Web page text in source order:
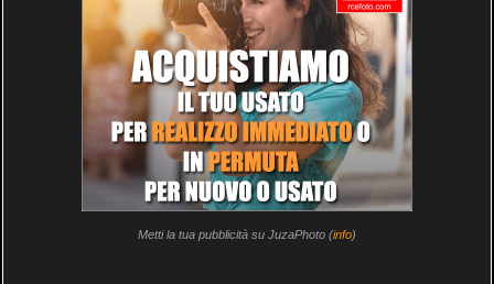
Metti la tua pubblicità su JuzaPhoto (info)